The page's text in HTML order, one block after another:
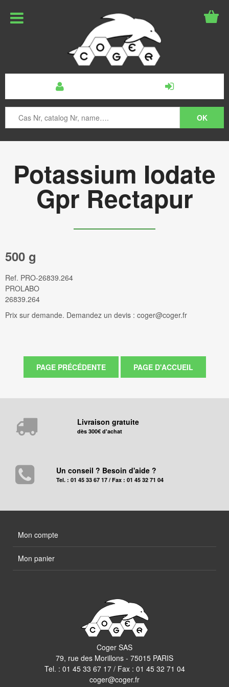
Potassium Iodate
Gpr Rectapur
500 g
Ref. PRO-26839.264
PROLABO
26839.264
Prix sur demande. Demandez un devis : coger@coger.fr
Livraison gratuite
dès 300€ d'achat
Un conseil ? Besoin d'aide ?
Tel. : 01 45 33 67 17 / Fax : 01 45 32 71 04
Mon compte
Mon panier
Coger SAS
79, rue des Morillons - 75015 PARIS
Tel. : 01 45 33 67 17/ Fax : 01 45 32 71 04
coger@coger.fr